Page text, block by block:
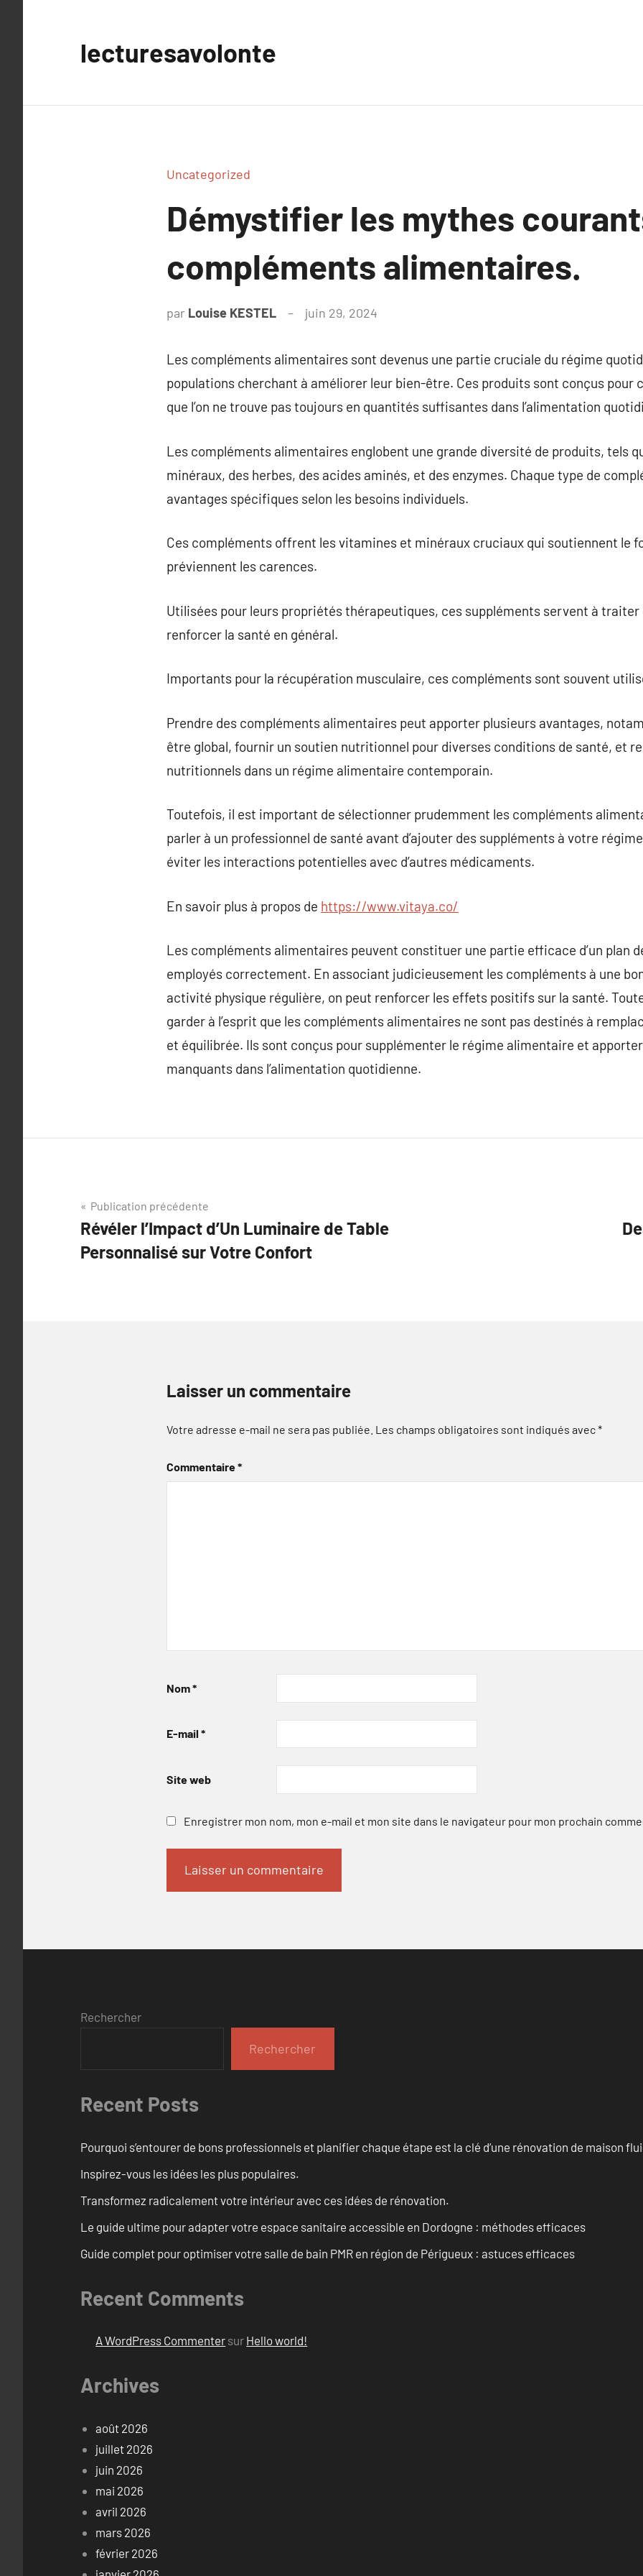
lecturesavolonte
Uncategorized
Démystifier les mythes
compléments alimentaires.
par Louise KESTEL juin 29, 2024
Les compléments alimentaires sont devenus une partie cruciale du régime
populations cherchant à améliorer leur bien-être. Ces produits sont conçus pour
que l’on ne trouve pas toujours en quantités suffisantes dans l’alimentation
Les compléments alimentaires englobent une grande diversité de produits, tels
minéraux, des herbes, des acides aminés, et des enzymes. Chaque type de
avantages spécifiques selon les besoins individuels.
Ces compléments offrent les vitamines et minéraux cruciaux qui soutiennent le
préviennent les carences.
Utilisées pour leurs propriétés thérapeutiques, ces suppléments servent à
renforcer la santé en général.
Importants pour la récupération musculaire, ces compléments sont souvent
Prendre des compléments alimentaires peut apporter plusieurs avantages,
être global, fournir un soutien nutritionnel pour diverses conditions de santé, et
nutritionnels dans un régime alimentaire contemporain.
Toutefois, il est important de sélectionner prudemment les compléments
parler à un professionnel de santé avant d’ajouter des suppléments à votre
éviter les interactions potentielles avec d’autres médicaments.
En savoir plus à propos de https://www.vitaya.co/
Les compléments alimentaires peuvent constituer une partie efficace d’un plan
employés correctement. En associant judicieusement les compléments à une
activité physique régulière, on peut renforcer les effets positifs sur la santé.
garder à l’esprit que les compléments alimentaires ne sont pas destinés à
et équilibrée. Ils sont conçus pour supplémenter le régime alimentaire et
manquants dans l’alimentation quotidienne.
Navigation
de
l’article
Publication précédente
Révéler l’Impact d’Un Luminaire de Table
Personnalisé sur Votre Confort
Laisser un commentaire
Votre adresse e-mail ne sera pas publiée. Les champs obligatoires sont indiqués avec*
Commentaire*
Nom*
E-mail *
Site web
Enregistrer mon nom, mon e-mail et mon site dans le navigateur pour mon prochain
Rechercher
Rechercher
Recent Posts
Pourquoi s’entourer de bons professionnels et planifier chaque étape est la clé d’une rénovation de maison
Inspirez-vous les idées les plus populaires.
Transformez radicalement votre intérieur avec ces idées de rénovation.
Le guide ultime pour adapter votre espace sanitaire accessible en Dordogne : méthodes efficaces
Guide complet pour optimiser votre salle de bain PMR en région de Périgueux : astuces efficaces
Recent Comments
A WordPress Commenter sur Hello world!
Archives
août 2026
juillet 2026
juin 2026
mai 2026
avril 2026
mars 2026
février 2026